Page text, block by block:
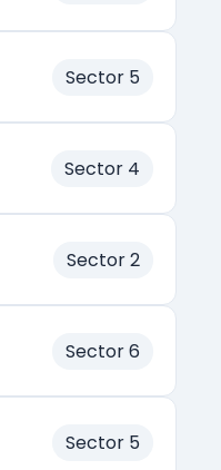
Sector 5
Sector 4
Sector 2
Sector 6
Sector 5